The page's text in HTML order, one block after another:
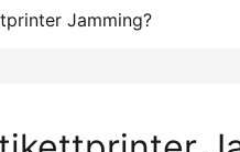
Jamming?